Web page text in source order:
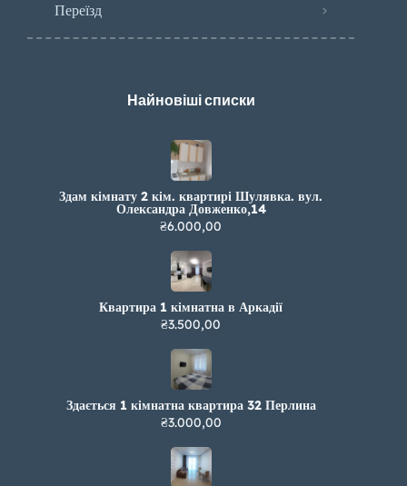
Переїзд
Найновіші списки
Здам кімнату 2 кім. квартирі Шулявка. вул.
Олександра Довженко,14
₴6.000,00
Квартира 1 кімнатна в Аркадії
₴3.500,00
Здається 1 кімнатна квартира 32 Перлина
₴3.000,00